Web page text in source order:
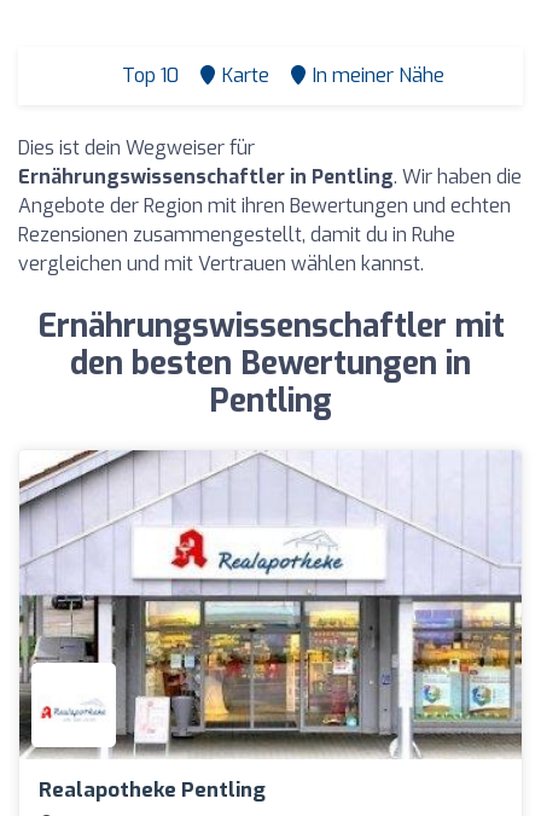
Top 10 Karte In meiner Nähe
Dies ist dein Wegweiser für
Ernährungswissenschaftler in Pentling. Wir haben die
Angebote der Region mit ihren Bewertungen und echten
Rezensionen zusammengestellt, damit du in Ruhe
vergleichen und mit Vertrauen wählen kannst.
Ernährungswissenschaftler mit
den besten Bewertungen in
Pentling
Realapotheke Pentling